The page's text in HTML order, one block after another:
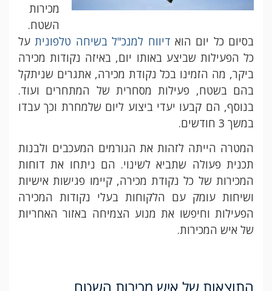
מכירות
השטח.
בסיום כל יום הוא דיווח למנכ"ל בשיחה טלפוניתעל
כל הפעילות שביצע באותו יום, באיזה נקודות מכירה
ביקר, מה הזמינו בכל נקודת מכירה, אתגרים שניתקל
בהם בשטח, פעילות מסחרית של המתחרים ועוד.
בנוסף, הם קבעו יעדי ביצוע ליום שלמחרת וכך עבדו
במשך 3 חודשים.
המטרה הייתה לזהות את הגורמים המעכבים ולבנות
תכנית פעולה שתביא לשינוי. הם ניתחו את דוחות
המכירות של כל נקודת מכירה, קיימו פגישות אישיות
ושיחות עומק עם הלקוחות בעלי נקודות המכירה
הפעילות וחיפשו את מנוע הצמיחה באזור האחריות
של איש המכירות.
התוצאות של איש מכירות השטח